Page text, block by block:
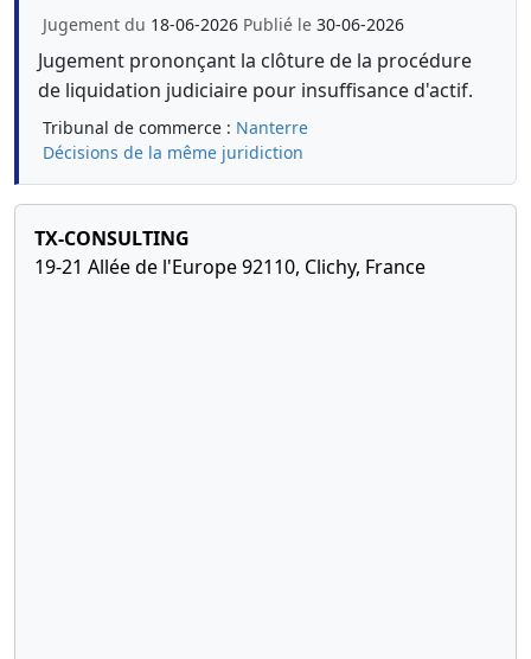
Jugement du 18-06-2026 Publié le 30-06-2026
Jugement prononçant la clôture de la procédure
de liquidation judiciaire pour insuffisance d'actif.
Tribunal de commerce : Nanterre
Décisions de la même juridiction
TX-CONSULTING
19-21 Allée de l'Europe 92110, Clichy, France